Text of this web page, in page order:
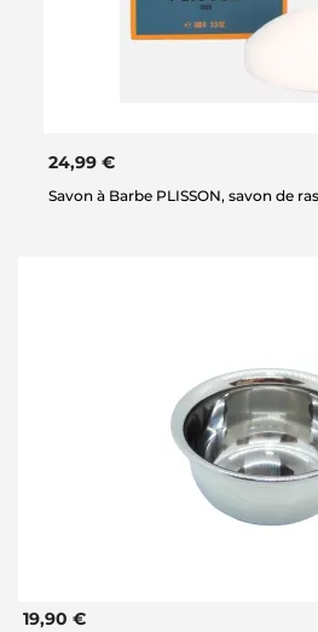
24,99 €
Savon à Barbe PLISSON, savon de
19,90 €